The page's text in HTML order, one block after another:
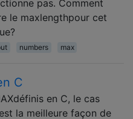
pas. Comment
le maxlengthpour cet
numbers max
C
en C, le cas
la meilleure façon de